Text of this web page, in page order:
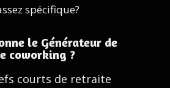
spécifique?
le Générateur de
coworking ?
courts de retraite